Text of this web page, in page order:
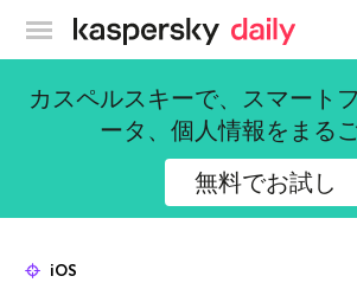
カスペルスキー
カスペルスキーで、スマート
ータ、個人情報をまる
無料でお試し
iOS